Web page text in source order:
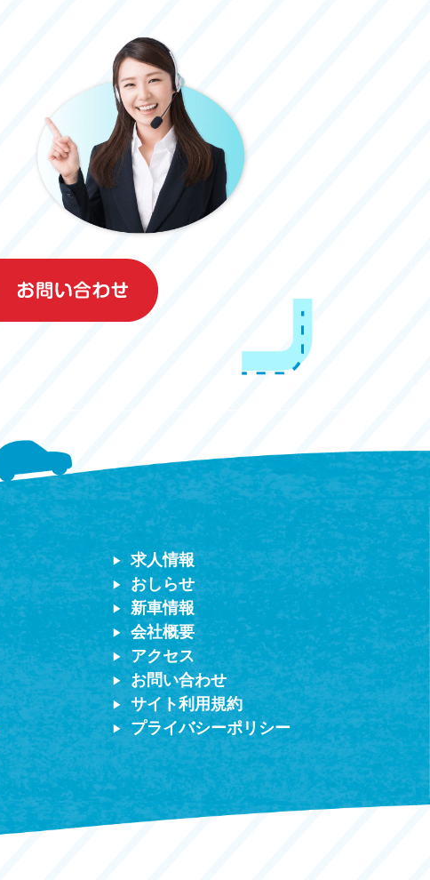
求人情報
おしらせ
新車情報
会社概要
アクセス
お問い合わせ
サイト利用規約
プライバシーポリシー